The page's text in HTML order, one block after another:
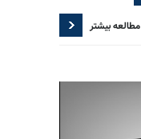
مطالعه بیشتر